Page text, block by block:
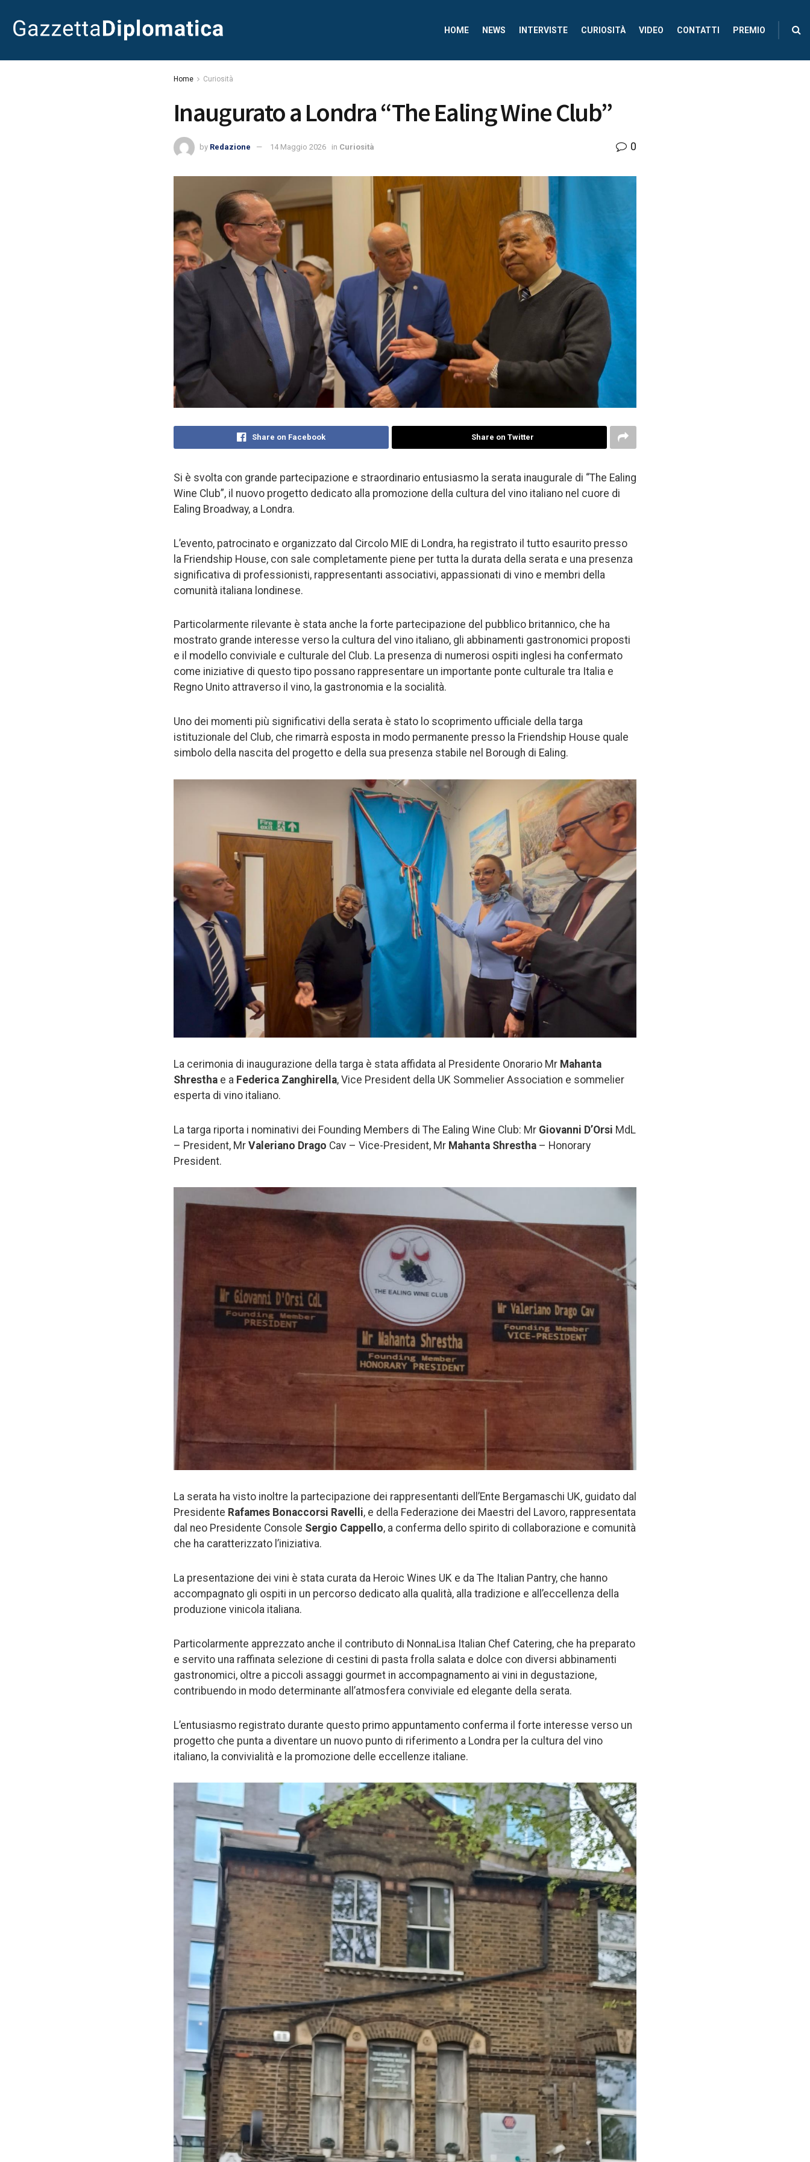
HOME NEWS INTERVISTE CURIOSITÀ VIDEO CONTATTI PREMIO
Home Curiosità
Inaugurato a Londra “The Ealing Wine Club”
by Redazione 14 Maggio 2026 in Curiosità 0
Share on Facebook Share on Twitter
Si è svolta con grande partecipazione e straordinario entusiasmo la serata inaugurale di “The Ealing
Wine Club”, il nuovo progetto dedicato alla promozione della cultura del vino italiano nel cuore di
Ealing Broadway, a Londra.
L’evento, patrocinato e organizzato dal Circolo MIE di Londra, ha registrato il tutto esaurito presso
la Friendship House, con sale completamente piene per tutta la durata della serata e una presenza
significativa di professionisti, rappresentanti associativi, appassionati di vino e membri della
comunità italiana londinese.
Particolarmente rilevante è stata anche la forte partecipazione del pubblico britannico, che ha
mostrato grande interesse verso la cultura del vino italiano, gli abbinamenti gastronomici proposti
e il modello conviviale e culturale del Club. La presenza di numerosi ospiti inglesi ha confermato
come iniziative di questo tipo possano rappresentare un importante ponte culturale tra Italia e
Regno Unito attraverso il vino, la gastronomia e la socialità.
Uno dei momenti più significativi della serata è stato lo scoprimento ufficiale della targa
istituzionale del Club, che rimarrà esposta in modo permanente presso la Friendship House quale
simbolo della nascita del progetto e della sua presenza stabile nel Borough di Ealing.
La cerimonia di inaugurazione della targa è stata affidata al Presidente Onorario Mr Mahanta
Shrestha e a Federica Zanghirella, Vice President della UK Sommelier Association e sommelier
esperta di vino italiano.
La targa riporta i nominativi dei Founding Members di The Ealing Wine Club: Mr Giovanni D’Orsi MdL
– President, Mr Valeriano Drago Cav – Vice-President, Mr Mahanta Shrestha – Honorary
President.
La serata ha visto inoltre la partecipazione dei rappresentanti dell’Ente Bergamaschi UK, guidato dal
Presidente Rafames Bonaccorsi Ravelli, e della Federazione dei Maestri del Lavoro, rappresentata
dal neo Presidente Console Sergio Cappello, a conferma dello spirito di collaborazione e comunità
che ha caratterizzato l’iniziativa.
La presentazione dei vini è stata curata da Heroic Wines UK e da The Italian Pantry, che hanno
accompagnato gli ospiti in un percorso dedicato alla qualità, alla tradizione e all’eccellenza della
produzione vinicola italiana.
Particolarmente apprezzato anche il contributo di NonnaLisa Italian Chef Catering, che ha preparato
e servito una raffinata selezione di cestini di pasta frolla salata e dolce con diversi abbinamenti
gastronomici, oltre a piccoli assaggi gourmet in accompagnamento ai vini in degustazione,
contribuendo in modo determinante all’atmosfera conviviale ed elegante della serata.
L’entusiasmo registrato durante questo primo appuntamento conferma il forte interesse verso un
progetto che punta a diventare un nuovo punto di riferimento a Londra per la cultura del vino
italiano, la convivialità e la promozione delle eccellenze italiane.